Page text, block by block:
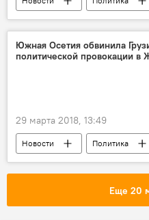
Южная Осетия обвинила
политической провокации в
29 марта 2018, 13:49
Новости Политика
Южная Осетия
Еще 20